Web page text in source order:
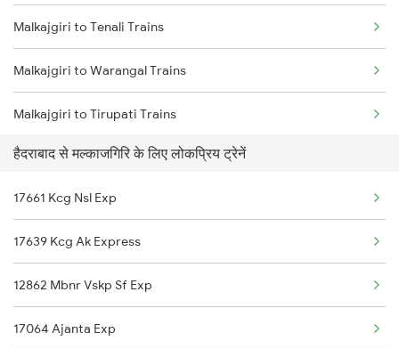
Hyderabad to Miryalaguda Trains
Hyderabad to Miraj Trains
Hyderabad to Markapur Trains
Malkajgiri to Tenali Trains
Malkajgiri to Warangal Trains
Malkajgiri to Tirupati Trains
Malkajgiri to Akola Trains
Malkajgiri to Mahbubabad Trains
Malkajgiri to Gadwal Trains
Malkajgiri to Jamshedpur Trains
Malkajgiri to Vijayawada Trains
हैदराबाद से मल्काजगिरि के लिए लोकप्रिय ट्रेनें
17661 Kcg Nsl Exp
17639 Kcg Ak Express
12862 Mbnr Vskp Sf Exp
17064 Ajanta Exp